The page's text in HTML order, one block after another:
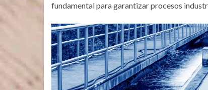
fundamental para garantizar procesos